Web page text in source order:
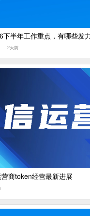
半年工作重点，有哪些发
2天前
商token经营最新进展